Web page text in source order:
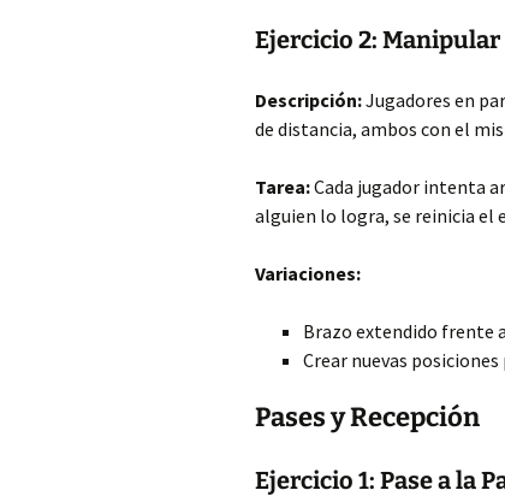
Ejercicio 2: Manipular
Descripción:Jugadores en
de distancia, ambos con el
Tarea:Cada jugador intenta
alguien lo logra, se reinicia el
Variaciones:
Brazo extendido frente
Crear nuevas
Pases y Recepción
Ejercicio 1: Pase a la